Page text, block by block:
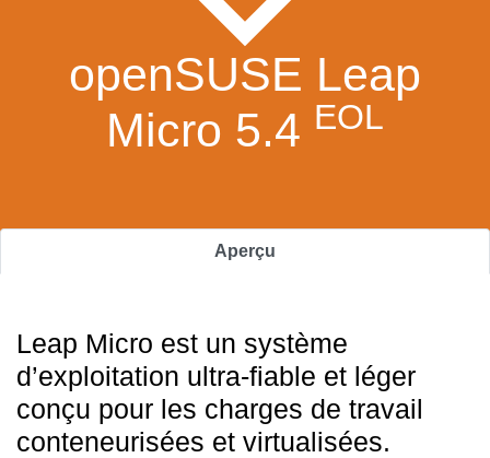
openSUSE Leap
Micro 5.4 EOL
Aperçu
Leap Micro est un système
d’exploitation ultra-fiable et léger
conçu pour les charges de travail
conteneurisées et virtualisées.